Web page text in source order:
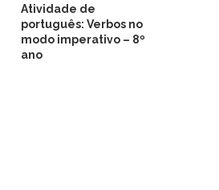
Atividade de
português: Verbos no
modo imperativo – 8º
ano